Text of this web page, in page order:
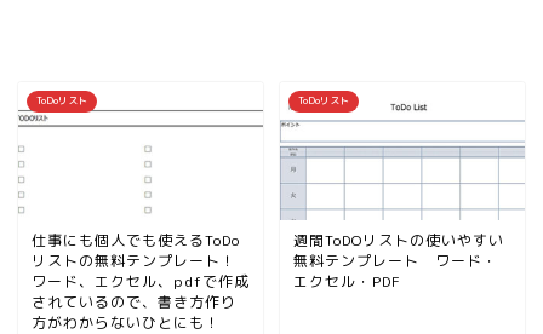
ToDoリスト
仕事にも個人でも使えるToDo
リストの無料テンプレート！
ワード、エクセル、pdfで作成
されているので、書き方作り
方がわからないひとにも！
ToDoリスト
週間ToDOリストの使いやすい
無料テンプレート ワード・
エクセル・PDF